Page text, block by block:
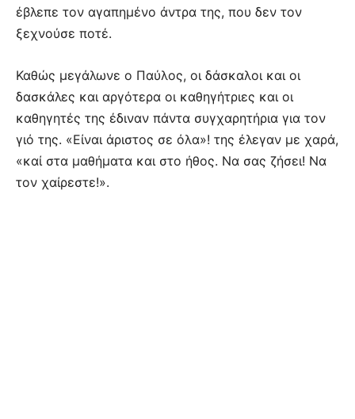
έβλεπε τον αγαπημένο άντρα της, που δεν τον
ξεχνούσε ποτέ.
Καθώς μεγάλωνε ο Παύλος, οι δάσκαλοι και οι
δασκάλες και αργότερα οι καθηγήτριες και οι
καθηγητές της έδιναν πάντα συγχαρητήρια για τον
γιό της. «Είναι άριστος σε όλα»! της έλεγαν με χαρά,
«καί στα μαθήματα και στο ήθος. Να σας ζήσει! Να
τον χαίρεστε!».